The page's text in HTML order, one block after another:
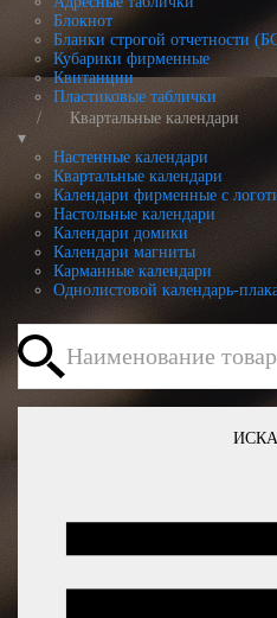
Блокнот
Бланки строгой отчетности
Кубарики фирменные
Квитанции
Пластиковые таблички
Квартальные календари
▾
Настенные календари
Квартальные календари
Календари фирменные с
Настольные календари
Календари домики
Календари магниты
Карманные календари
Однолистовой календарь-